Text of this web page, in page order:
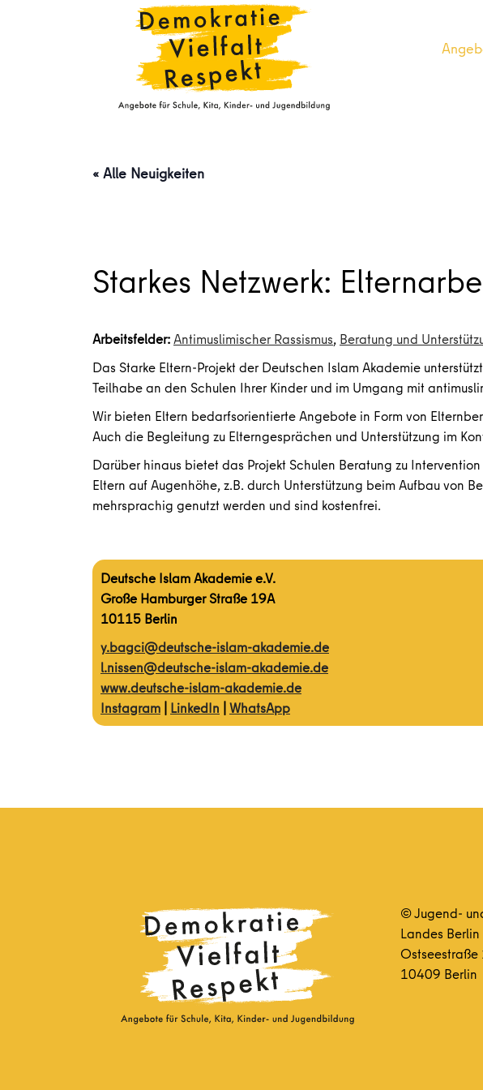
« Alle Neuigkeiten
Starkes Netzwerk:
Arbeitsfelder:Antimuslimischer Rassismus, Beratung und
Das Starke Eltern-Projekt der Deutschen Islam Akademie
Teilhabe an den Schulen Ihrer Kinder und im Umgang mit
Wir bieten Eltern bedarfsorientierte Angebote in Form von
Auch die Begleitung zu Elterngesprächen und Unterstützung im
Darüber hinaus bietet das Projekt Schulen Beratung zu
Eltern auf Augenhöhe, z.B. durch Unterstützung beim Aufbau von
mehrsprachig genutzt werden und sind kostenfrei.
Deutsche Islam Akademie e.V.
Große Hamburger Straße 19A
10115 Berlin
y.bagci@deutsche-islam-akademie.de
l.nissen@deutsche-islam-akademie.de
www.deutsche-islam-akademie.de
Instagram | LinkedIn |WhatsApp
© Jugend-
Landes Berlin
Ostseestraße
10409 Berlin